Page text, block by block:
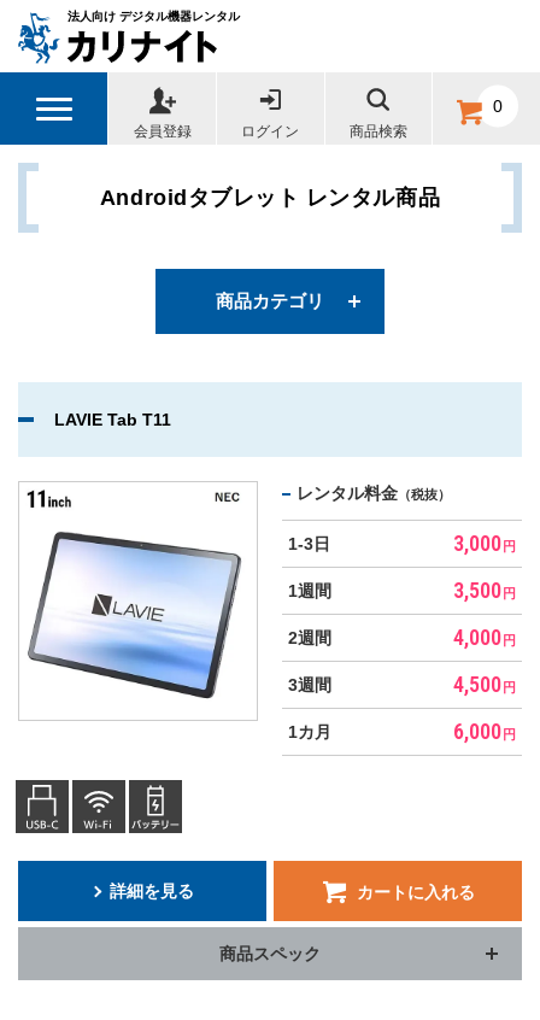
法人向け デジタル機器レンタル
会員登録 ログイン 商品検索
0
その他周辺機器
Androidタブレット レンタル商品
商品カテゴリ
LAVIE Tab T11
レンタル料金 （税抜）
1-3日 3,000 円
1週間 3,500 円
2週間 4,000 円
3週間 4,500 円
1カ月 6,000 円
詳細を見る カートに入れる
商品スペック